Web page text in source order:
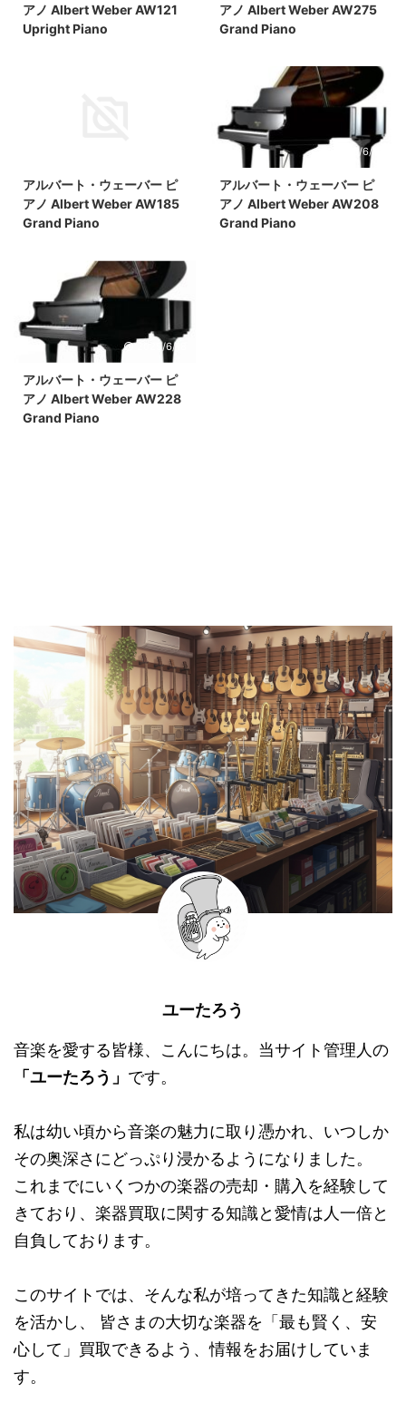
アノ Albert Weber AW121
Upright Piano
アノ Albert Weber AW275
Grand Piano
アルバート・ウェーバー ピ
アノ Albert Weber AW185
Grand Piano
2025/6/18
アルバート・ウェーバー ピ
アノ Albert Weber AW208
Grand Piano
2025/6/18
アルバート・ウェーバー ピ
アノ Albert Weber AW228
Grand Piano
ユーたろう
音楽を愛する皆様、こんにちは。当サイト管理人の
「ユーたろう」 です。
私は幼い頃から音楽の魅力に取り憑かれ、いつしか
その奥深さにどっぷり浸かるようになりました。
これまでにいくつかの楽器の売却・購入を経験して
きており、楽器買取に関する知識と愛情は人一倍と
自負しております。
このサイトでは、そんな私が培ってきた知識と経験
を活かし、 皆さまの大切な楽器を「最も賢く、安
心して」買取できるよう、情報をお届けしていま
す。